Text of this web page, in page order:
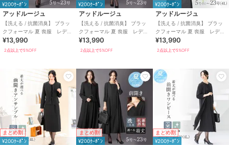
¥200ｸｰﾎﾟﾝ
アッドルージュ
【洗える / 抗菌消臭】 ブラッ
クフォーマル 夏 喪服 レディ
ース 着丈が選べる 5号～23
号
¥13,990
2点以上で5%OFF
¥200ｸｰﾎﾟﾝ
アッドルージュ
【洗える / 抗菌消臭】 ブラッ
クフォーマル 夏 喪服 レディ
ース 着丈が選べる 5号～23
号
¥13,990
2点以上で5%OFF
¥200ｸｰﾎﾟﾝ
アッドルージュ
【洗える / 抗菌消臭】 ブラッ
クフォーマル 夏 喪服 レディ
ース 着丈が選べる 5号～23
号
¥13,990
2点以上で5%OFF
まとめ割
¥200ｸｰﾎﾟﾝ
まとめ割
¥200ｸｰﾎﾟﾝ
まとめ割
¥200ｸｰﾎﾟﾝ